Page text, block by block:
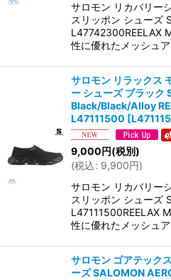
サロモン リカバリー
スリッポン シューズ
L47742300REELAX
性に優れたメッシュ
サロモン リラックス
ー シューズ ブラッ
Black/Black/Alloy
L47111500 [
9,000円(税別)
(税込: 9,900円)
サロモン リカバリー
スリッポン シューズ
L47111500REELAX
性に優れたメッシュ
サロモン ゴアテック
ーズ SALOMON